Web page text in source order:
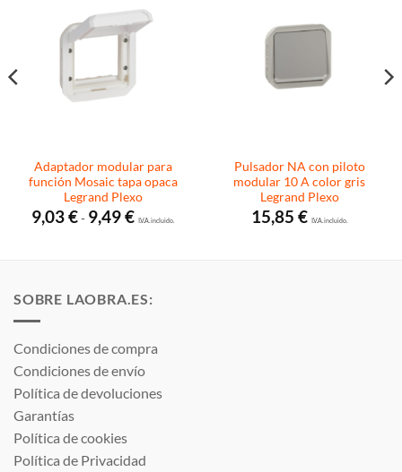
Adaptador modular para
función Mosaic tapa opaca
Legrand Plexo
9,03€- 9,49€Rango
de
I.V.A. incluido.
Pulsador NA con piloto
modular 10 A color gris
Legrand Plexo
15,85 € I.V.A. incluido.
SOBRE LAOBRA.ES:
Condiciones de compra
Condiciones de envío
Política de devoluciones
Garantías
Política de cookies
Política de Privacidad